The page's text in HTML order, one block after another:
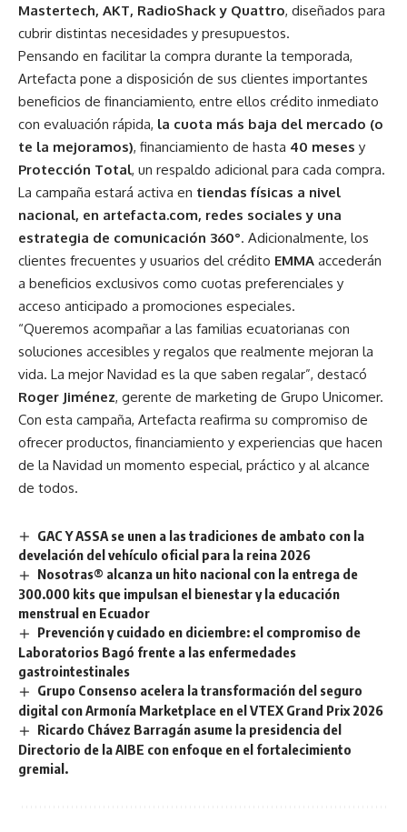
Mastertech, AKT, RadioShack y Quattro, diseñados para
cubrir distintas necesidades y presupuestos.
Pensando en facilitar la compra durante la temporada,
Artefacta pone a disposición de sus clientes importantes
beneficios de financiamiento, entre ellos crédito inmediato
con evaluación rápida, la cuota más baja del mercado (o
te la mejoramos), financiamiento de hasta 40 meses y
Protección Total, un respaldo adicional para cada compra.
La campaña estará activa en tiendas físicas a nivel
nacional, en artefacta.com, redes sociales y una
estrategia de comunicación 360°. Adicionalmente, los
clientes frecuentes y usuarios del crédito EMMA accederán
a beneficios exclusivos como cuotas preferenciales y
acceso anticipado a promociones especiales.
“Queremos acompañar a las familias ecuatorianas con
soluciones accesibles y regalos que realmente mejoran la
vida. La mejor Navidad es la que saben regalar”, destacó
Roger Jiménez, gerente de marketing de Grupo Unicomer.
Con esta campaña, Artefacta reafirma su compromiso de
ofrecer productos, financiamiento y experiencias que hacen
de la Navidad un momento especial, práctico y al alcance
de todos.
GAC Y ASSA se unen a las tradiciones de ambato con la
develación del vehículo oficial para la reina 2026
Nosotras® alcanza un hito nacional con la entrega de
300.000 kits que impulsan el bienestar y la educación
menstrual en Ecuador
Prevención y cuidado en diciembre: el compromiso de
Laboratorios Bagó frente a las enfermedades
gastrointestinales
Grupo Consenso acelera la transformación del seguro
digital con Armonía Marketplace en el VTEX Grand Prix 2026
Ricardo Chávez Barragán asume la presidencia del
Directorio de la AIBE con enfoque en el fortalecimiento
gremial.